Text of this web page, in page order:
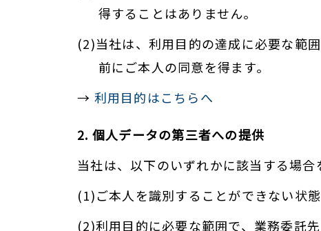
得することはありません。
(2)当社は、利用目的の達成に必要な範
前にご本人の同意を得ます。
→ 利用目的はこちらへ
2. 個人データの第三者への提供
当社は、以下のいずれかに該当する場
(1)ご本人を識別することができない状
(2)利用目的に必要な範囲で、業務委託